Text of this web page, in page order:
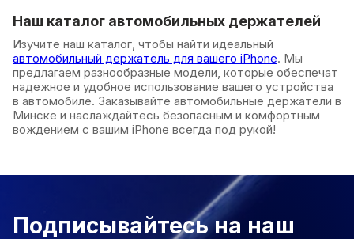
Наш каталог автомобильных держателей
Изучите наш каталог, чтобы найти идеальный
автомобильный держатель для вашего iPhone. Мы
предлагаем разнообразные модели, которые обеспечат
надежное и удобное использование вашего устройства
в автомобиле. Заказывайте автомобильные держатели в
Минске и наслаждайтесь безопасным и комфортным
вождением с вашим iPhone всегда под рукой!
Подписывайтесь на наш